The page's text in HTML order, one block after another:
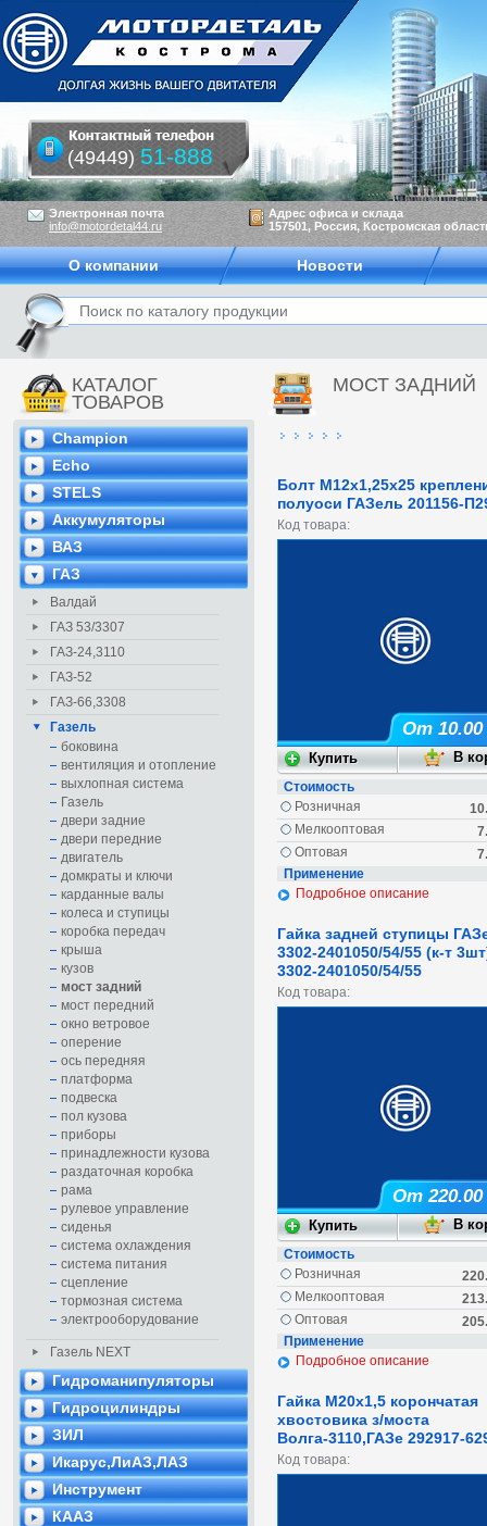
КАТАЛОГ
ТОВАРОВ
Champion
Echo
STELS
Аккумуляторы
ВАЗ
ГАЗ
Валдай
ГАЗ 53/3307
ГАЗ-24,3110
ГАЗ-52
ГАЗ-66,3308
Газель
боковина
вентиляция и отопление
выхлопная система
Газель
двери задние
двери передние
двигатель
домкраты и ключи
карданные валы
колеса и ступицы
коробка передач
крыша
кузов
мост задний
мост передний
окно ветровое
оперение
ось передняя
платформа
подвеска
пол кузова
приборы
принадлежности кузова
раздаточная коробка
рама
рулевое управление
сиденья
система охлаждения
система питания
сцепление
тормозная система
электрооборудование
Газель NEXT
Гидроманипуляторы
Гидроцилиндры
ЗИЛ
Икарус,ЛиАЗ,ЛАЗ
Инструмент
КААЗ
МОСТ ЗАДНИЙ
Болт М12х1,25х25
полуоси ГАЗель 201156-
Код товара:
От 10.00
Стоимость
Розничная
Мелкооптовая
Оптовая
Применение
Подробное описание
Гайка задней ступицы
3302-2401050/54/55 (к-т
3302-2401050/54/55
Код товара:
От 220.00
Стоимость
Розничная
Мелкооптовая
Оптовая
Применение
Подробное описание
Гайка М20х1,5 корончатая
хвостовика з/моста
Волга-3110,ГАЗе 292917-
Код товара:
Электронная почта
info@motordetal44.ru
Адрес офиса и склада
157501, Россия, Костромская
(49449) 51-888
О компании Новости